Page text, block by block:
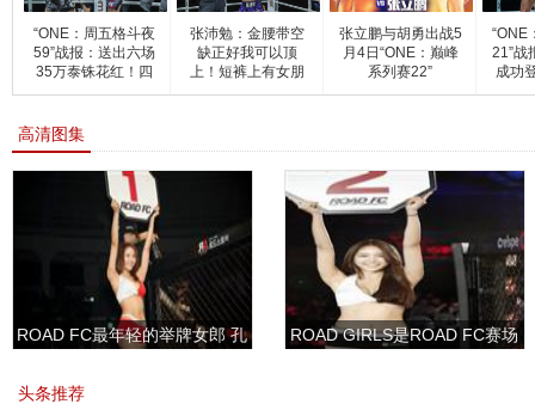
“ONE：周五格斗夜
59”战报：送出六场
35万泰铢花红！四
张沛勉：金腰带空
缺正好我可以顶
上！短裤上有女朋
张立鹏与胡勇出战5
月4日“ONE：巅峰
系列赛22”
“ONE
21”战
成功
高清图集
ROAD FC最年轻的举牌女郎 孔
ROAD GIRLS是ROAD FC赛场
头条推荐